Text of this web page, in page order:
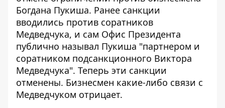
Богдана Пукиша. Ранее санкции
вводились против соратников
Медведчука, и сам Офис Президента
публично называл Пукиша "партнером и
соратником подсанкционного Виктора
Медведчука". Теперь эти санкции
отменены. Бизнесмен какие-либо связи с
Медведчуком отрицает.